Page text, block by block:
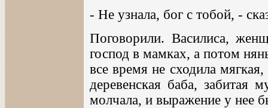
- Не узнала, бог с тобой, -
Поговорили. Василиса,
господ в мамках, а потом
все время не сходила
деревенская баба, забитая
молчала, и выражение у нее